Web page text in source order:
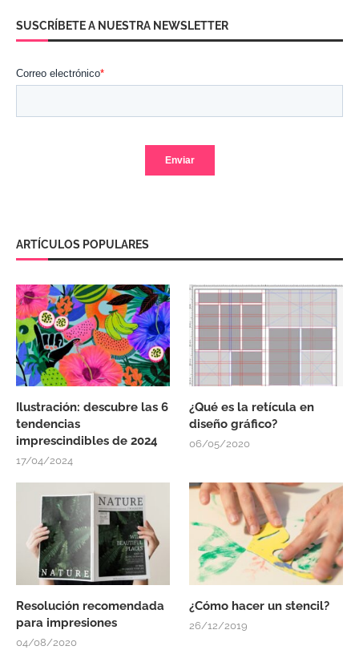
SUSCRÍBETE A NUESTRA NEWSLETTER
ARTÍCULOS POPULARES
Ilustración: descubre las 6
tendencias
imprescindibles de 2024
17/04/2024
¿Qué es la retícula en
diseño gráfico?
06/05/2020
Resolución recomendada
para impresiones
04/08/2020
¿Cómo hacer un stencil?
26/12/2019